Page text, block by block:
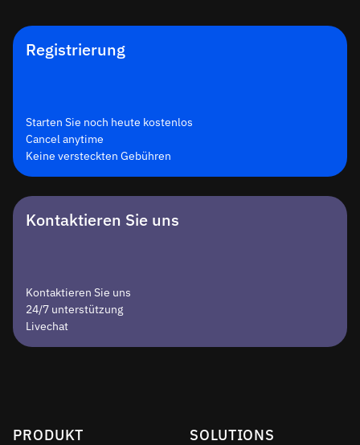
Registrierung
Starten Sie noch heute kostenlos
Cancel anytime
Keine versteckten Gebühren
Kontaktieren Sie uns
Kontaktieren Sie uns
24/7 unterstützung
Livechat
PRODUKT SOLUTIONS